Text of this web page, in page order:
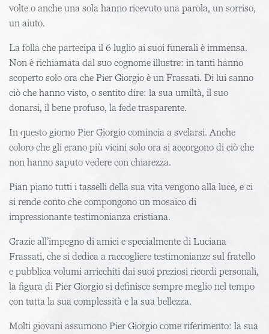
volte o anche una sola hanno ricevuto una parola, un sorriso,
un aiuto.
La folla che partecipa il 6 luglio ai suoi funerali è immensa.
Non è richiamata dal suo cognome illustre: in tanti hanno
scoperto solo ora che Pier Giorgio è un Frassati. Di lui sanno
ciò che hanno visto, o sentito dire: la sua umiltà, il suo
donarsi, il bene profuso, la fede trasparente.
In questo giorno Pier Giorgio comincia a svelarsi. Anche
coloro che gli erano più vicini solo ora si accorgono di ciò che
non hanno saputo vedere con chiarezza.
Pian piano tutti i tasselli della sua vita vengono alla luce, e ci
si rende conto che compongono un mosaico di
impressionante testimonianza cristiana.
Grazie all’impegno di amici e specialmente di Luciana
Frassati, che si dedica a raccogliere testimonianze sul fratello
e pubblica volumi arricchiti dai suoi preziosi ricordi personali,
la figura di Pier Giorgio si definisce sempre meglio nel tempo
con tutta la sua complessità e la sua bellezza.
Molti giovani assumono Pier Giorgio come riferimento: la sua